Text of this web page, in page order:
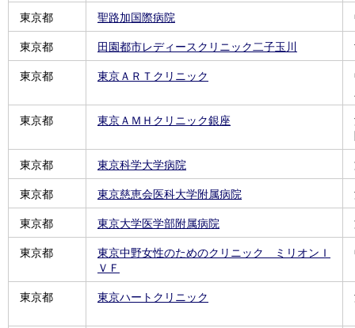
東京都 聖路加国際病院
東京都 田園都市レディースクリニック二子玉川
東京都 東京ＡＲＴクリニック
東京都 東京ＡＭＨクリニック銀座
東京都 東京科学大学病院
東京都 東京慈恵会医科大学附属病院
東京都 東京大学医学部附属病院
東京都
東京中野女性のためのクリニック ミリオンＩ
ＶＦ
東京都 東京ハートクリニック